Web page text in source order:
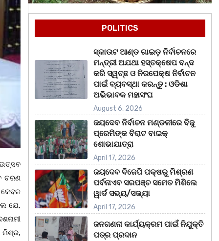
ଚରଣ
ଯେ,
ମିଶ୍ର,
POLITICS
ସ୍କାଉଟ ଆଣ୍ଡ ଗାଇଡ଼ ନିର୍ବାଚନରେ
ମନ୍ତ୍ରୀ ଅଯଥା ହସ୍ତକ୍ଷେପ ବନ୍ଦ
କରି ସ୍ୱଚ୍ଛ ଓ ନିରପେକ୍ଷ ନିର୍ବାଚନ
ପାଇଁ ବ୍ୟବସ୍ଥା କରନ୍ତୁ : ଓଡିଶା
ଅଭିଭାବକ ମହାସଂଘ
August 6, 2026
ଜୟଦେବ ନିର୍ବାଚନ ମଣ୍ଡଳୀରେ ବିଜୁ
ପ୍ରେମିଙ୍କ ବିରାଟ ବାଇକ୍
ଶୋଭାଯାତ୍ରା
April 17, 2026
ଜୟଦେବ ବିଜେପି ପକ୍ଷରୁ ମିଶ୍ରଣ
ପର୍ବନାଏବ ସରପଞ୍ଚ ସମେତ ମିଶିଲେ
ୱାର୍ଡ ସଭ୍ୟ/ସଭ୍ୟା
April 17, 2026
ଜନଗଣନା କାର୍ଯ୍ୟକ୍ରମ ପାଇଁ ନିଯୁକ୍ତି
ପତ୍ର ପ୍ରଦାନ